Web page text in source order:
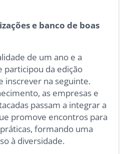
e banco de boas
de um ano e a
participou da edição
inscrever na seguinte.
as empresas e
passam a integrar a
promove encontros para
formando uma
à diversidade.